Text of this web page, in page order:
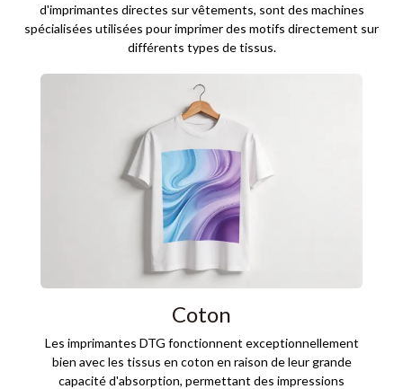
d'imprimantes directes sur vêtements, sont des machines
spécialisées utilisées pour imprimer des motifs directement sur
différents types de tissus.
Coton
Les imprimantes DTG fonctionnent exceptionnellement
bien avec les tissus en coton en raison de leur grande
capacité d'absorption, permettant des impressions